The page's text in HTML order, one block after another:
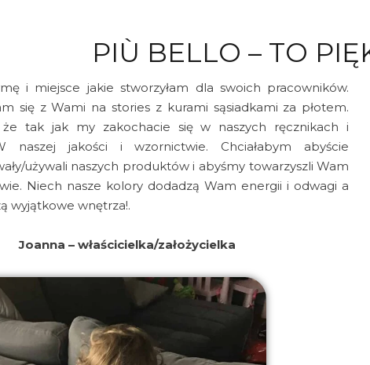
PIÙ BELLO – TO
i miejsce jakie stworzyłam dla swoich pracowników.
się z Wami na stories z kurami sąsiadkami za płotem.
że tak jak my zakochacie się w naszych ręcznikach i
naszej jakości i wzornictwie. Chciałabym abyście
używali naszych produktów i abyśmy towarzyszli Wam
Niech nasze kolory dodadzą Wam energii i odwagi a
wyjątkowe wnętrza!.
Joanna – właścicielka/założycielka